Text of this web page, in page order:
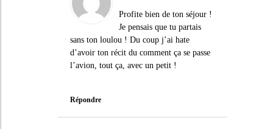
Profite bien de ton séjour !
Je pensais que tu partais
sans ton loulou ! Du coup j’ai hate
d’avoir ton récit du comment ça se passe
l’avion, tout ça, avec un petit !
Répondre